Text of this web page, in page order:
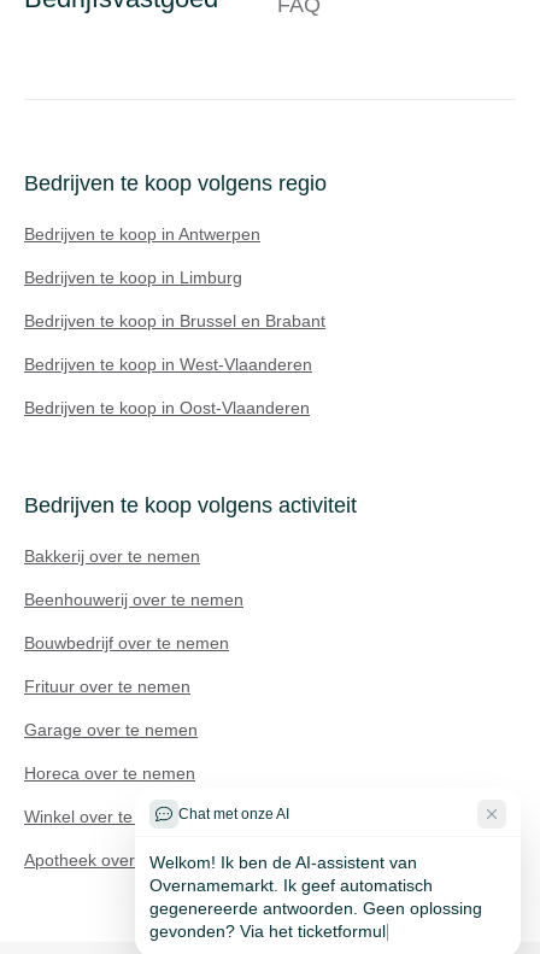
FAQ
Bedrijven te koop volgens regio
Bedrijven te koop in Antwerpen
Bedrijven te koop in Limburg
Bedrijven te koop in Brussel en Brabant
Bedrijven te koop in West-Vlaanderen
Bedrijven te koop in Oost-Vlaanderen
Bedrijven te koop volgens activiteit
Bakkerij over te nemen
Beenhouwerij over te nemen
Bouwbedrijf over te nemen
Frituur over te nemen
Garage over te nemen
Horeca over te nemen
Winkel over te nemen
Apotheek over te nemenOvernamemarkt. Ik geef automatisch
gegenereerde antwoorden. Geen oplossing
gevonden? Via het ticketformulier helpt ons
team